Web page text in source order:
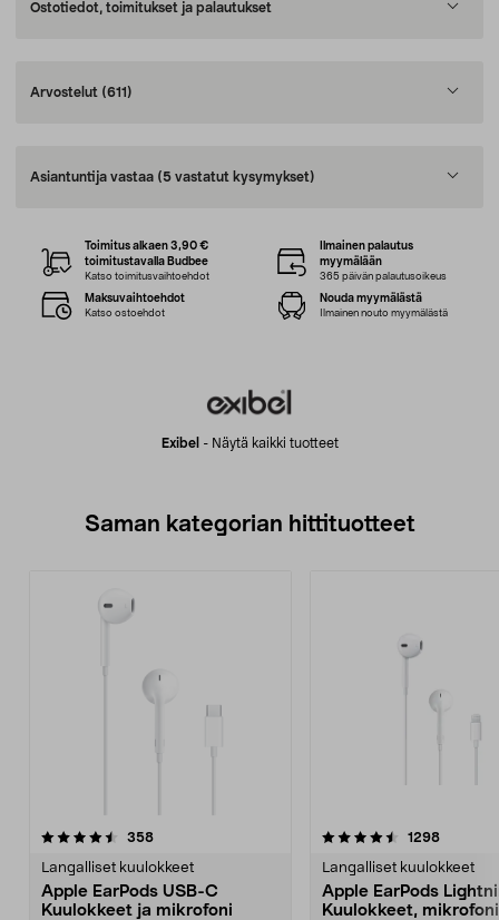
Ostotiedot, toimitukset ja palautukset
Arvostelut (611)
Asiantuntija vastaa (5 vastatut kysymykset)
Exibel - Näytä kaikki tuotteet
Toimitus alkaen 3,90 €
toimitustavalla Budbee
Katso toimitusvaihtoehdot
Ilmainen palautus
myymälään
365 päivän palautusoikeus
Maksuvaihtoehdot
Katso ostoehdot
Nouda myymälästä
Ilmainen nouto myymälästä
Saman kategorian hittituotteet
358arvostelut
Langalliset kuulokkeet
Apple EarPods USB-C
Kuulokkeet ja mikrofoni
4.5 viidestä
1298
Langalliset kuulokkeet
Apple EarPods
Kuulokkeet, mikrofoni
5.0 viidestä